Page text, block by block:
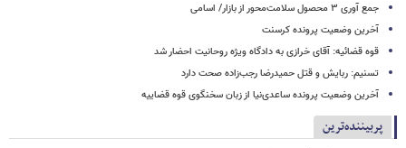
جمع آوری ۳ محصول سلامت‌محور از بازار/ اسامی
آخرین وضعیت پرونده کرسنت
قوه قضائیه: آقای خرازی به دادگاه ویژه روحانیت احضار شد
تسنیم: ربایش و قتل حمیدرضا رجب‌زاده صحت دارد
آخرین وضعیت پرونده ساعدی‌نیا از زبان سخنگوی قوه قضاییه
پربیننده‌ترین